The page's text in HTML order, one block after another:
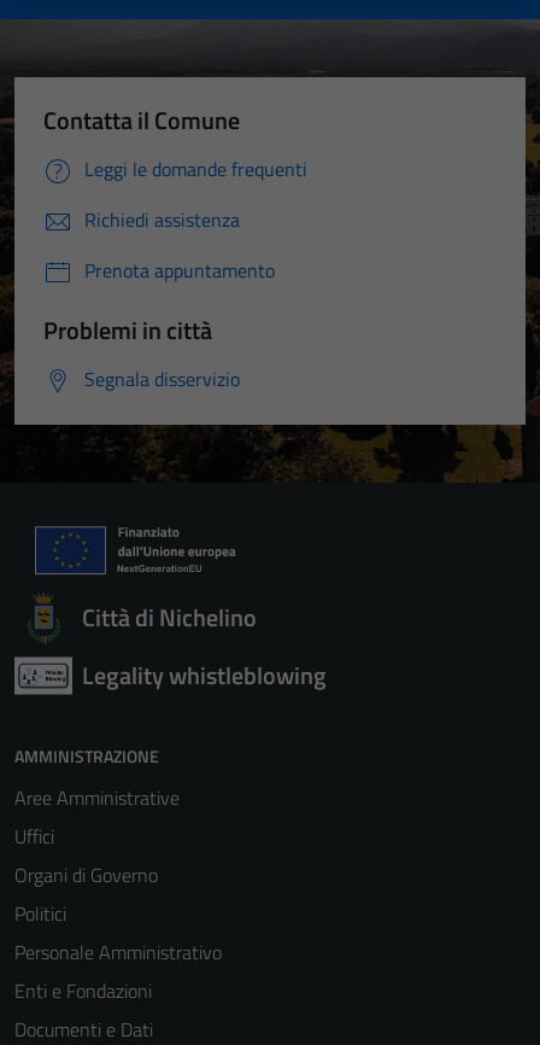
Contatta il Comune
Leggi le domande frequenti
Richiedi assistenza
Prenota appuntamento
Problemi in città
Segnala disservizio
Città di Nichelino
Legality whistleblowing
AMMINISTRAZIONE
Aree Amministrative
Uffici
Organi di Governo
Politici
Personale Amministrativo
Enti e Fondazioni
Documenti e Dati